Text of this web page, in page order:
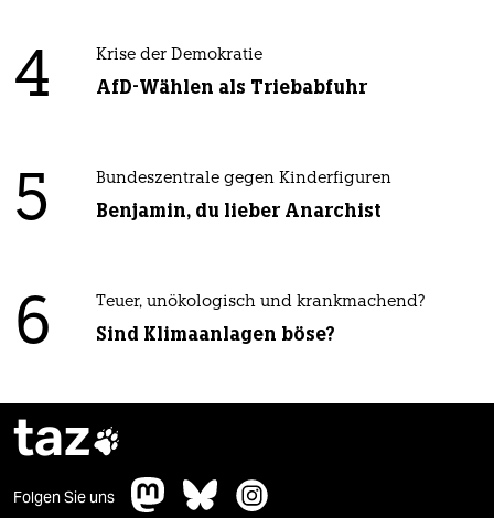
4 Krise der Demokratie
AfD-Wählen als Triebabfuhr
5 Bundeszentrale gegen Kinderfiguren
Benjamin, du lieber Anarchist
6 Teuer, unökologisch und krankmachend?
Sind Klimaanlagen böse?
taz
Folgen Sie uns